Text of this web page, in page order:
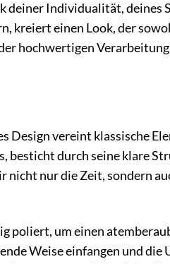
deiner Individualität, deines
kreiert einen Look, der
hochwertigen
Design vereint klassische
besticht durch seine klare
nur die Zeit, sondern
poliert, um einen
Weise einfangen und die